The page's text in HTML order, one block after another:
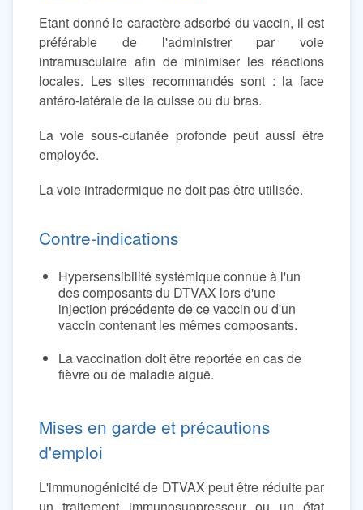
Etant donné le caractère adsorbé du vaccin, il est
préférable de l'administrer par voie
intramusculaire afin de minimiser les réactions
locales. Les sites recommandés sont : la face
antéro-latérale de la cuisse ou du bras.
La voie sous-cutanée profonde peut aussi être
employée.
La voie intradermique ne doit pas être utilisée.
Contre-indications
Hypersensibilité systémique connue à l'un
des composants du DTVAX lors d'une
injection précédente de ce vaccin ou d'un
vaccin contenant les mêmes composants.
La vaccination doit être reportée en cas de
fièvre ou de maladie aiguë.
Mises en garde et précautions
d'emploi
L'immunogénicité de DTVAX peut être réduite par
un traitement immunosuppresseur ou un état